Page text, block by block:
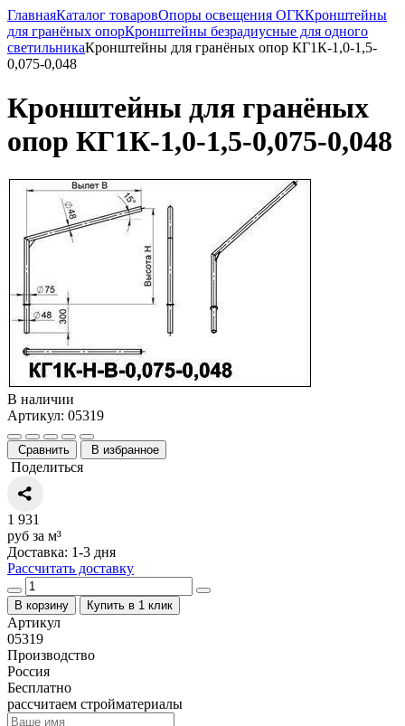
ГлавнаяКаталог товаровОпоры освещения ОГККронштейны
для гранёных опорКронштейны безрадиусные для одного
светильникаКронштейны для гранёных опор КГ1К-1,0-1,5-
0,075-0,048
Кронштейны для гранёных
опор КГ1К-1,0-1,5-0,075-0,048
В наличии
Артикул: 05319
Сравнить В избранное
Поделиться
1 931
руб за м³
Доставка: 1-3 дня
Рассчитать доставку
В корзину Купить в 1 клик
Артикул
05319
Производство
Россия
Бесплатно
рассчитаем стройматериалы